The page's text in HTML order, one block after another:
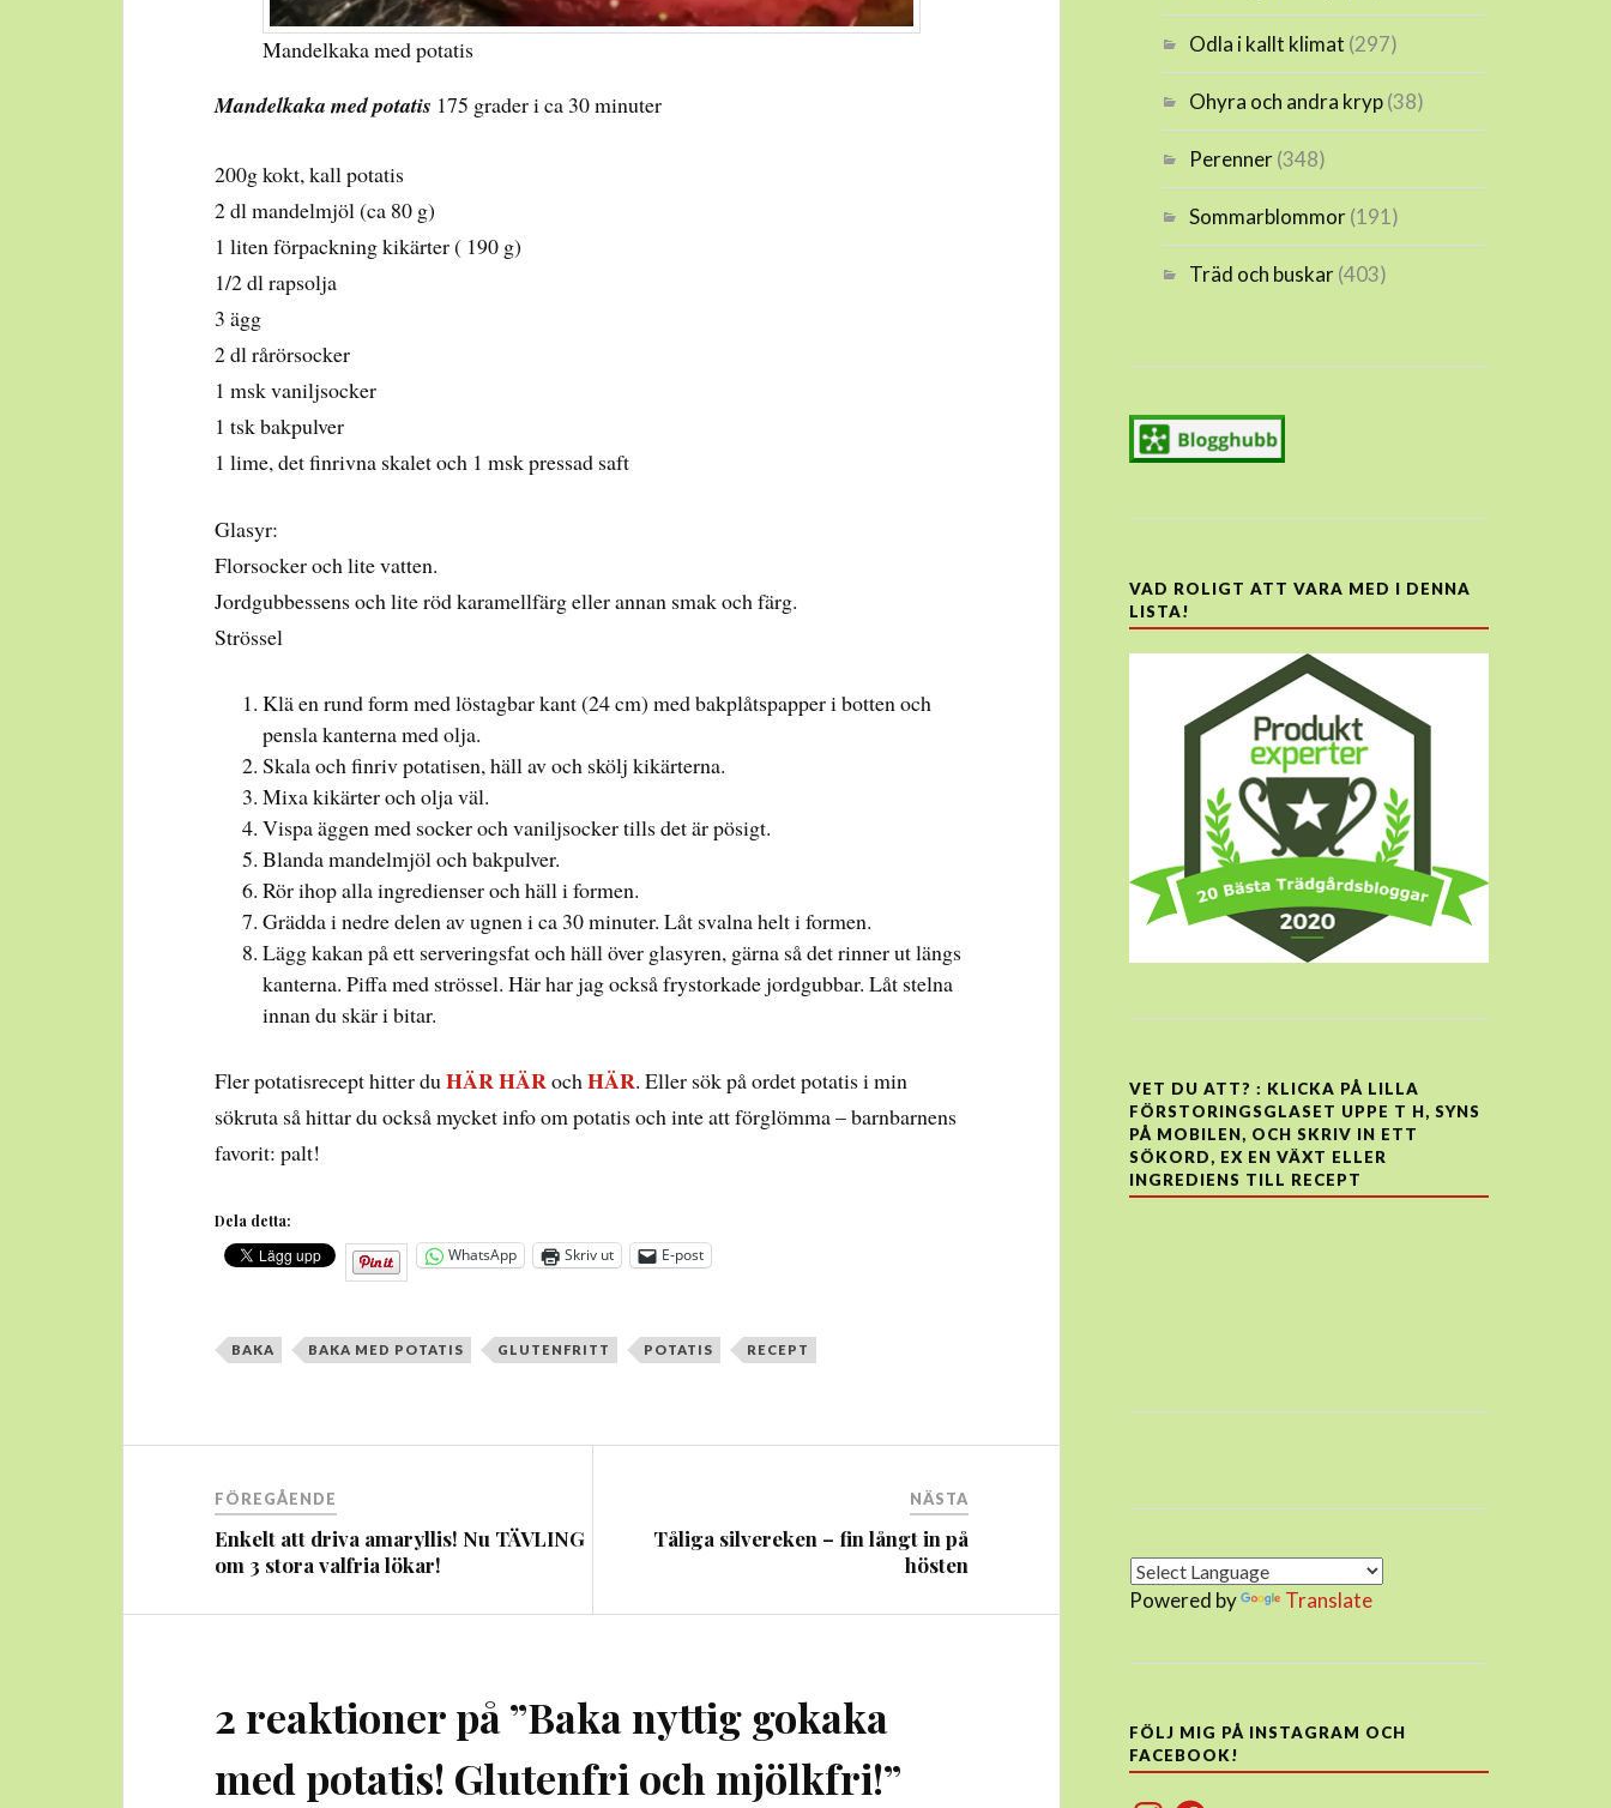
Mandelkaka med potatis
Mandelkaka med potatis 175 grader i ca 30 minuter
200g kokt, kall potatis
2 dl mandelmjöl (ca 80 g)
1 liten förpackning kikärter ( 190 g)
1/2 dl rapsolja
3 ägg
2 dl rårörsocker
1 msk vaniljsocker
1 tsk bakpulver
1 lime, det finrivna skalet och 1 msk pressad saft
Glasyr:
Florsocker och lite vatten.
Jordgubbessens och lite röd karamellfärg eller annan smak och färg.
Strössel
Klä en rund form med löstagbar kant (24 cm) med bakplåtspapper i botten och
pensla kanterna med olja.
Skala och finriv potatisen, häll av och skölj kikärterna.
Mixa kikärter och olja väl.
Vispa äggen med socker och vaniljsocker tills det är pösigt.
Blanda mandelmjöl och bakpulver.
Rör ihop alla ingredienser och häll i formen.
Grädda i nedre delen av ugnen i ca 30 minuter. Låt svalna helt i formen.
Lägg kakan på ett serveringsfat och häll över glasyren, gärna så det rinner ut längs
kanterna. Piffa med strössel. Här har jag också frystorkade jordgubbar. Låt stelna
innan du skär i bitar.
Fler potatisrecept hitter duHÄRHÄRochHÄR. Eller sök på ordet potatis i min
sökruta så hittar du också mycket info om potatis och inte att förglömma – barnbarnens
favorit: palt!
Dela detta:
WhatsApp Skriv ut E-post
BAKA BAKA MED POTATIS GLUTENFRITT POTATIS RECEPT
FÖREGÅENDE
Enkelt att driva amaryllis! Nu TÄVLING
om 3 stora valfria lökar!
NÄSTA
Tåliga silvereken – fin långt in på
hösten
2 reaktioner på ”Baka nyttig gokaka
med potatis! Glutenfri och mjölkfri!”
Odla i kallt klimat (297)
Ohyra och andra kryp(38)
Perenner(348)
Sommarblommor(191)
Träd och buskar(403)
VAD ROLIGT ATT VARA MED I DENNA
LISTA!
VET DU ATT? : KLICKA PÅ LILLA
FÖRSTORINGSGLASET UPPE T H, SYNS
PÅ MOBILEN, OCH SKRIV IN ETT
SÖKORD, EX EN VÄXT ELLER
INGREDIENS TILL RECEPT
Powered by Translate
FÖLJ MIG PÅ INSTAGRAM OCH
FACEBOOK!